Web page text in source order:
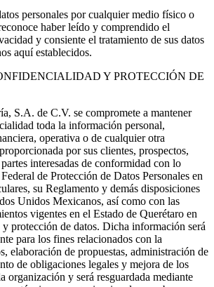
personales por cualquier medio físico o
haber leído y comprendido el
y consiente el tratamiento de sus datos
aquí establecidos.
Y PROTECCIÓN DE
S.A. de C.V. se compromete a mantener
toda la información personal,
operativa o de cualquier otra
por sus clientes, prospectos,
interesadas de conformidad con lo
de Protección de Datos Personales en
su Reglamento y demás disposiciones
Unidos Mexicanos, así como con las
vigentes en el Estado de Querétaro en
protección de datos. Dicha información será
para los fines relacionados con la
elaboración de propuestas, administración de
de obligaciones legales y mejora de los
organización y será resguardada mediante